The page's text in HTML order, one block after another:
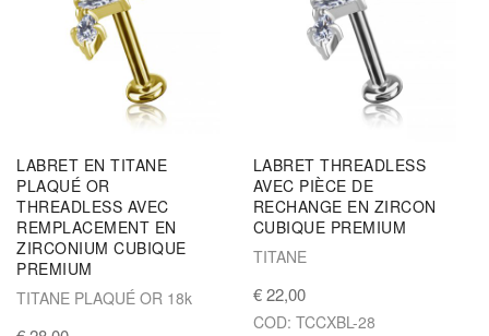
LABRET EN TITANE
PLAQUÉ OR
THREADLESS AVEC
REMPLACEMENT EN
ZIRCONIUM CUBIQUE
PREMIUM
TITANE PLAQUÉ OR 18k
LABRET THREADLESS
AVEC PIÈCE DE
RECHANGE EN ZIRCON
CUBIQUE PREMIUM
TITANE
€ 22,00
COD: TCCXBL-28